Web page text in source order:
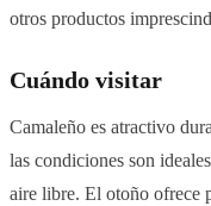
otros productos
Cuándo visitar
Camaleño es atractivo
las condiciones son
aire libre. El otoño ofrece